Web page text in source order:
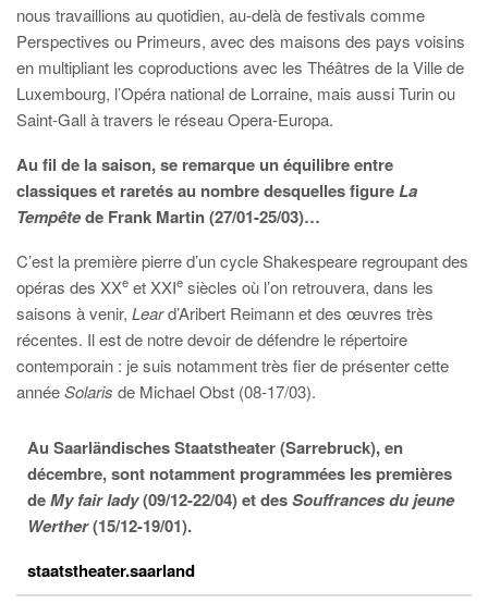
nous travaillions au quotidien, au-delà de festivals comme
Perspectives ou Primeurs, avec des maisons des pays voisins
en multipliant les coproductions avec les Théâtres de la Ville de
Luxembourg, l’Opéra national de Lorraine, mais aussi Turin ou
Saint-Gall à travers le réseau Opera-Europa.
Au fil de la saison, se remarque un équilibre entre
classiques et raretés au nombre desquelles figureLa
Tempêtede Frank Martin (27/01-25/03)…
C’est la première pierre d’un cycle Shakespeare regroupant des
opéras des XXe et XXIe siècles où l’on retrouvera, dans les
saisons à venir, Leard’Aribert Reimann et des œuvres très
récentes. Il est de notre devoir de défendre le répertoire
contemporain : je suis notamment très fier de présenter cette
annéeSolaris de Michael Obst (08-17/03).
Au Saarländisches Staatstheater (Sarrebruck), en
décembre, sont notamment programmées les premières
deMy fair lady(09/12-22/04) et desSouffrances du jeune
Werther(15/12-19/01).
staatstheater.saarland